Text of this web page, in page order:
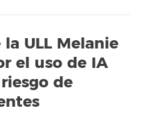
ULL Melanie
el uso de IA
de